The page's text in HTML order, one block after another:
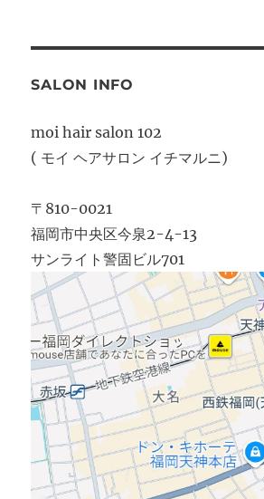
SALON INFO
moi hair salon 102
( モイ ヘアサロン イチマルニ)
〒810-0021
福岡市中央区今泉2-4-13
サンライト警固ビル701